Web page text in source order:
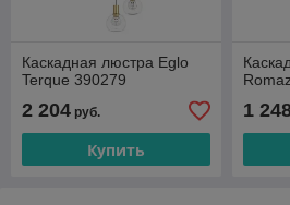
Каскадная люстра Eglo
Terque 390279
2 204 руб.
Купить
1